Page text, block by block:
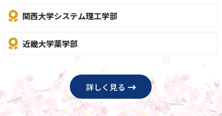
関西大学システム理工学部
近畿大学薬学部
詳しく見る